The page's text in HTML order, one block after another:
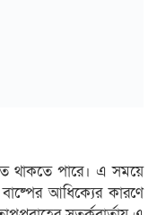
থাকতে পারে। এ সময়ে
আধিক্যের কারণে